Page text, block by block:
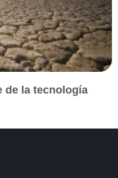
de la tecnología